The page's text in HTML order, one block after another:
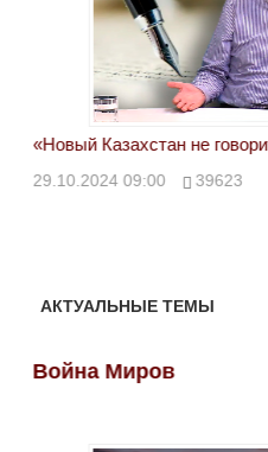
«Новый Казахстан не
29.10.2024 09:00 39623
АКТУАЛЬНЫЕ ТЕМЫ
Война Миров